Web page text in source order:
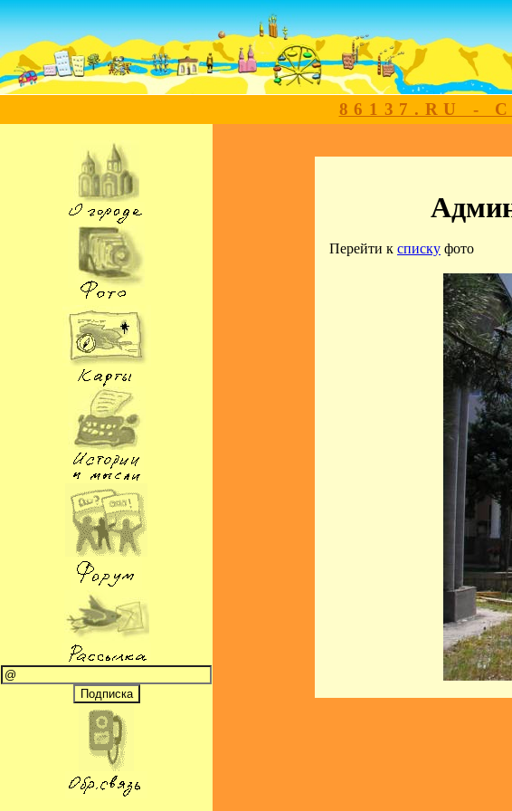
86137.RU -
Перейти к списку фото